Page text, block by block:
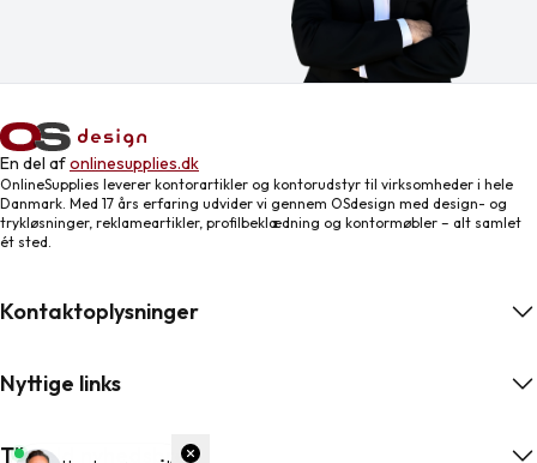
En del afonlinesupplies.dk
OnlineSupplies leverer kontorartikler og kontorudstyr til virksomheder i hele
Danmark. Med 17 års erfaring udvider vi gennem OSdesign med design- og
trykløsninger, reklameartikler, profilbeklædning og kontormøbler – alt samlet
ét sted.
Kontaktoplysninger
Nyttige links
Tilmeld nyhedsbrev